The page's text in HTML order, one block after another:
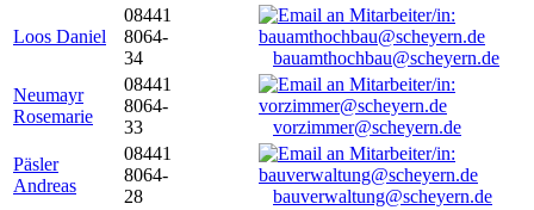
Loos Daniel
08441
8064-
34
bauamthochbau@scheyern.de
Neumayr
Rosemarie
08441
8064-
33
vorzimmer@scheyern.de
Päsler
Andreas
08441
8064-
28
bauverwaltung@scheyern.de